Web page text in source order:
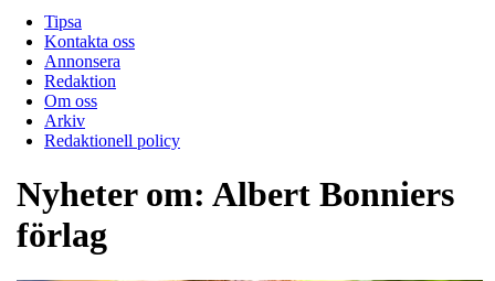
Tipsa
Kontakta oss
Annonsera
Redaktion
Om oss
Arkiv
Redaktionell policy
Nyheter om: Albert Bonniers
förlag